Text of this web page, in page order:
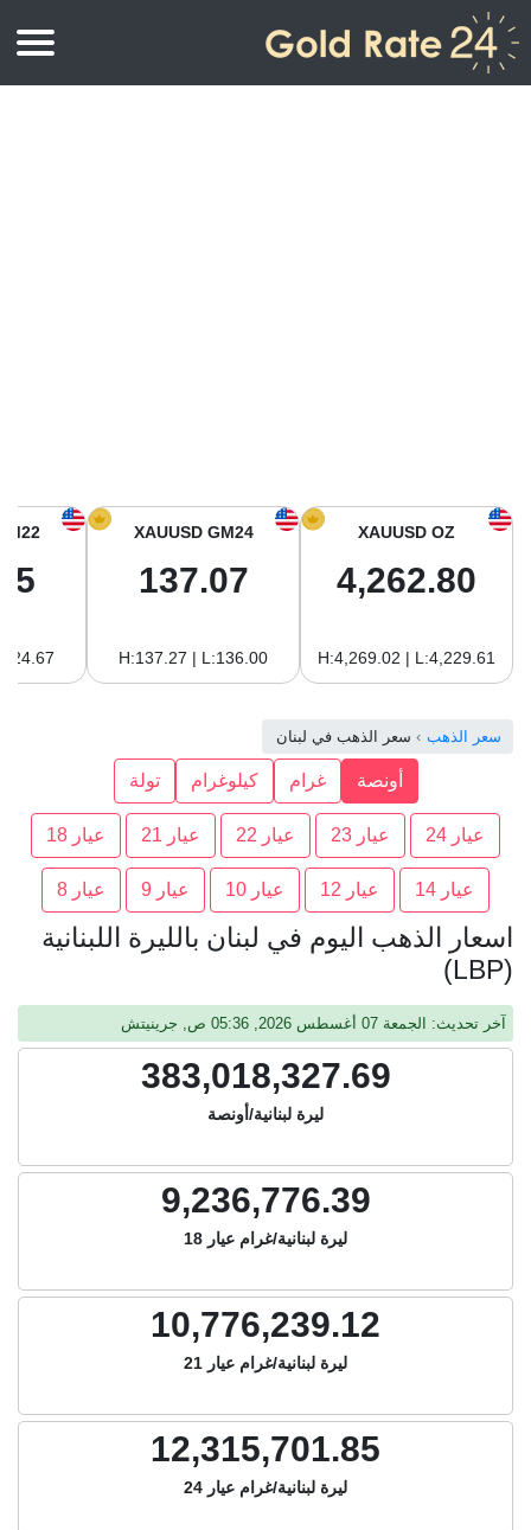
أسعار الذهب في أمريكا الجنوبية
XAUUSD OZ
4,262.80
H:4,269.02 | L:4,229.61
XAUUSD GM24
137.07
H:137.27 | L:136.00
سعر الذهب سعر الذهب في لبنان
أونصة غرام كيلوغرام تولة
عيار 24 عيار 23 عيار 22 عيار 21 عيار 18
عيار 14 عيار 12 عيار 10 عيار 9 عيار 8
اسعار الذهب اليوم في لبنان بالليرة اللبنانية
(LBP)
آخر تحديث: الجمعة 07 أغسطس 2026, 05:36 ص, جرينيتش
383,018,327.69
ليرة لبنانية/أونصة
9,236,776.39
ليرة لبنانية/غرام عيار 18
10,776,239.12
ليرة لبنانية/غرام عيار 21
12,315,701.85
ليرة لبنانية/غرام عيار 24